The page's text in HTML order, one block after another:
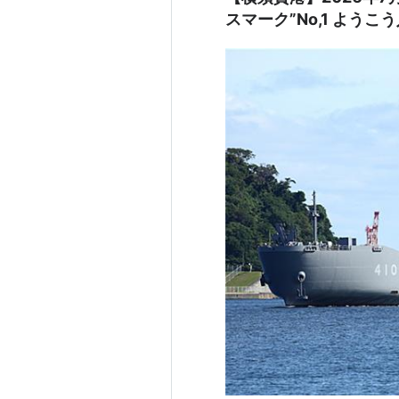
スマーク”No,1 ようこ